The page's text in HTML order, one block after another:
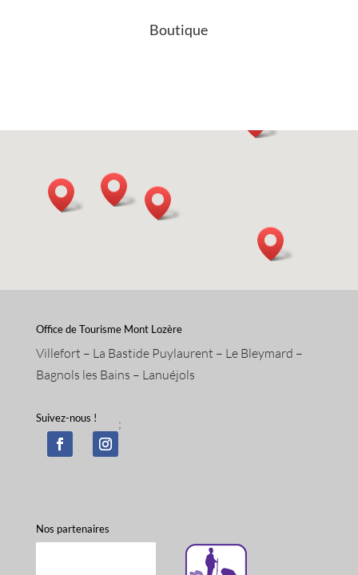
Boutique
Office de Tourisme Mont Lozère
Villefort – La Bastide Puylaurent – Le Bleymard –
Bagnols les Bains – Lanuéjols
Suivez-nous ! ;
Nos partenaires